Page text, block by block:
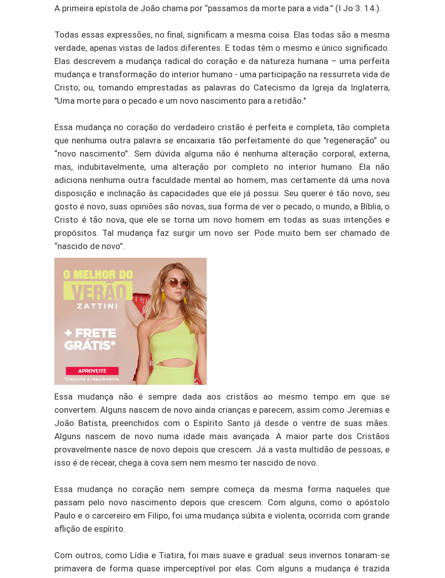
A primeira epístola de João chama por “passamos da morte para a vida.” (I Jo 3: 14.).
Todas essas expressões, no final, significam a mesma coisa. Elas todas são a mesma
verdade, apenas vistas de lados diferentes. E todas têm o mesmo e único significado.
Elas descrevem a mudança radical do coração e da natureza humana – uma perfeita
mudança e transformação do interior humano - uma participação na ressurreta vida de
Cristo; ou, tomando emprestadas as palavras do Catecismo da Igreja da Inglaterra,
"Uma morte para o pecado e um novo nascimento para a retidão."
Essa mudança no coração do verdadeiro cristão é perfeita e completa, tão completa
que nenhuma outra palavra se encaixaria tão perfeitamente do que "regeneração” ou
“novo nascimento”. Sem dúvida alguma não é nenhuma alteração corporal, externa,
mas, indubitavelmente, uma alteração por completo no interior humano. Ela não
adiciona nenhuma outra faculdade mental ao homem, mas certamente dá uma nova
disposição e inclinação às capacidades que ele já possui. Seu querer é tão novo, seu
gosto é novo, suas opiniões são novas, sua forma de ver o pecado, o mundo, a Bíblia, o
Cristo é tão nova, que ele se torna um novo homem em todas as suas intenções e
propósitos. Tal mudança faz surgir um novo ser. Pode muito bem ser chamado de
“nascido de novo”.
Essa mudança não é sempre dada aos cristãos ao mesmo tempo em que se
convertem. Alguns nascem de novo ainda crianças e parecem, assim como Jeremias e
João Batista, preenchidos com o Espírito Santo já desde o ventre de suas mães.
Alguns nascem de novo numa idade mais avançada. A maior parte dos Cristãos
provavelmente nasce de novo depois que crescem. Já a vasta multidão de pessoas, e
isso é de recear, chega à cova sem nem mesmo ter nascido de novo.
Essa mudança no coração nem sempre começa da mesma forma naqueles que
passam pelo novo nascimento depois que crescem. Com alguns, como o apóstolo
Paulo e o carcereiro em Filipo, foi uma mudança súbita e violenta, ocorrida com grande
aflição de espírito.
Com outros, como Lídia e Tiatira, foi mais suave e gradual: seus invernos tonaram-se
primavera de forma quase imperceptível por elas. Com alguns a mudança é trazida